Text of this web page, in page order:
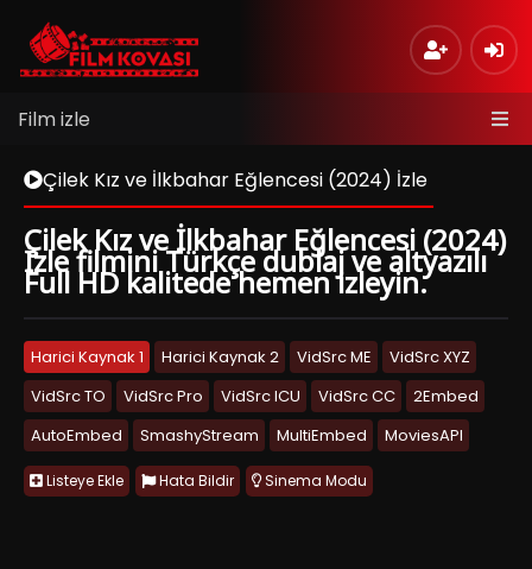
Film izle
Çilek Kız ve İlkbahar Eğlencesi (2024) İzle
Çilek Kız ve İlkbahar Eğlencesi (2024)
İzle filmini Türkçe dublaj ve altyazılı
Full HD kalitede hemen izleyin.
Harici Kaynak 1 Harici Kaynak 2 VidSrc ME
VidSrc XYZ
VidSrc TO
VidSrc Pro VidSrc ICU VidSrc CC
2Embed
AutoEmbed
SmashyStream MultiEmbed MoviesAPI
Listeye Ekle Hata Bildir Sinema Modu